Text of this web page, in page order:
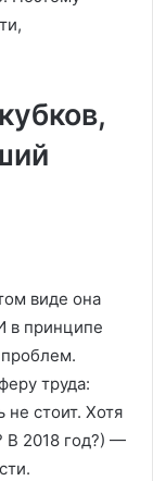
виде она
в принципе
труда:
не стоит. Хотя
В 2018 год?) —